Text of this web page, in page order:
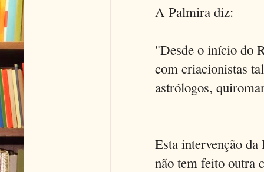
A Palmira diz:
"Desde o início do
com criacionistas
astrólogos,
Esta intervenção
não tem feito outra